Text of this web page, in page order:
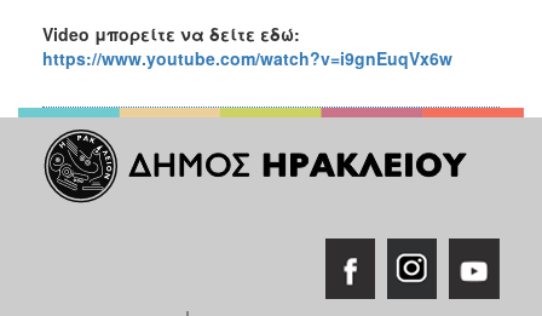
Video μπορείτε να δείτε εδώ:
https://www.youtube.com/watch?v=i9gnEuqVx6w